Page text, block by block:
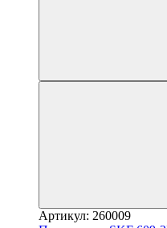
Артикул: 260009